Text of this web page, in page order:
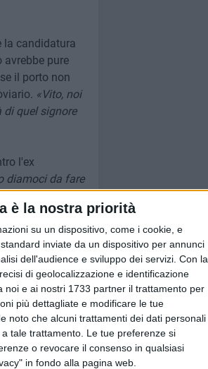
è la nostra priorità
su un dispositivo, come i cookie, e
inviate da un dispositivo per annunci
dell'audience e sviluppo dei servizi. Con la
di geolocalizzazione e identificazione
noi e ai nostri 1733 partner il trattamento per
più dettagliate e modificare le tue
noto che alcuni trattamenti dei dati personali
tale trattamento. Le tue preferenze si
o revocare il consenso in qualsiasi
in fondo alla pagina web.
la candidatura
avrebbe pure
il porto non
«Vito, noi
quel signore
l'ex
diamoci da fare
elencava gli
«Non c'è
di un appalto
comunali) da
che in realtà è
solo già
l'armatore
un project